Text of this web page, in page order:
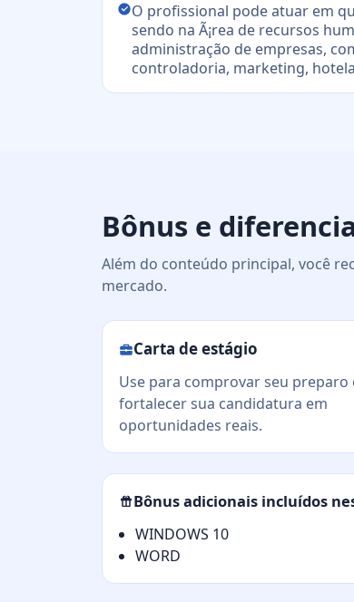
O profissional pode atuar em
sendo na Ã¡rea de recursos
administração de empresas,
controladoria, marketing,
Bônus e
Além do conteúdo principal, você
mercado.
Carta de estágio
Use para comprovar seu preparo
fortalecer sua candidatura em
oportunidades reais.
Bônus adicionais incluídos
WINDOWS 10
WORD